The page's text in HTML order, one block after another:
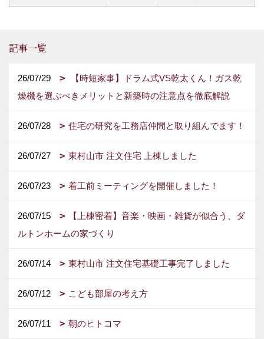
記事一覧
26/07/29
【時短家事】ドラム式VS乾太くん！ガス乾
燥機を選ぶべきメリットと新築時の注意点を徹底解説
26/07/28 住宅の研究を工務店仲間と取り組んでます！
26/07/27 東村山市 注文住宅 上棟しました
26/07/23 着工前ミーティングを開催しました！
26/07/15
【上棟密着】音楽・映画・雑貨が似合う、ダ
ルトンホームの家づくり
26/07/14 東村山市 注文住宅基礎工事完了しました
26/07/12 こども部屋の考え方
26/07/11 朝のヒトコマ